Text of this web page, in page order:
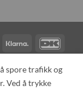
Klarna
OM OSS
spore trafikk og
Ved å trykke